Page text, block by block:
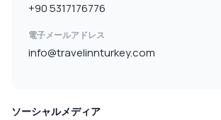
+90 5317176776
電子メールアドレス
info@travelinnturkey.com
ソーシャルメディア